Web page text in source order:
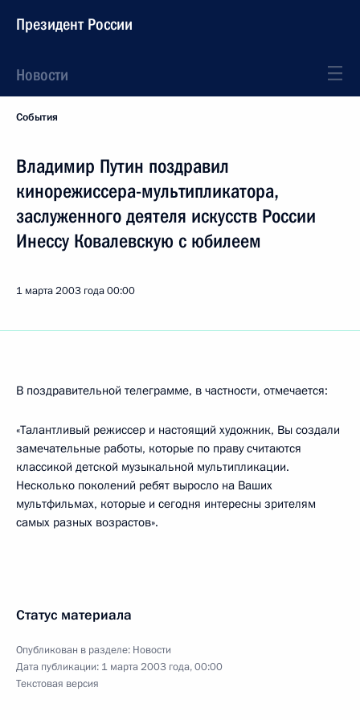
Президент России
Новости
События
Владимир Путин поздравил
кинорежиссера-мультипликатора,
заслуженного деятеля искусств России
Инессу Ковалевскую с юбилеем
1 марта 2003 года00:00
В поздравительной телеграмме, в частности, отмечается:
«Талантливый режиссер и настоящий художник, Вы создали
замечательные работы, которые по праву считаются
классикой детской музыкальной мультипликации.
Несколько поколений ребят выросло на Ваших
мультфильмах, которые и сегодня интересны зрителям
самых разных возрастов».
Статус материала
Опубликован в разделе: Новости
Дата публикации: 1 марта 2003 года, 00:00
Текстовая версия